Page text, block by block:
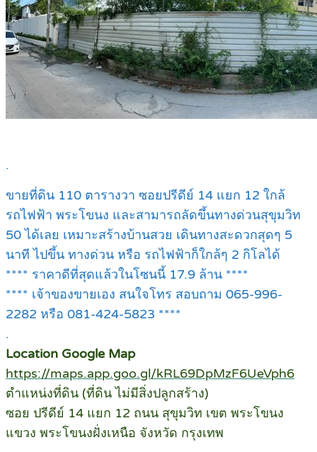
.
ขายที่ดิน 110 ตารางวา ซอยปรีดีย์ 14 แยก 12 ใกล้
รถไฟฟ้า พระโขนง และสามารถลัดขึ้นทางด่วนสุขุมวิท
50 ได้เลย เหมาะสร้างบ้านสวย เดินทางสะดวกสุดๆ 5
นาที ไปขึ้น ทางด่วน หรือ รถไฟฟ้าก็ใกล้ๆ 2 กิโลได้
**** ราคาดีที่สุดแล้วในโซนนี้ 17.9 ล้าน ****
**** เจ้าของขายเอง สนใจโทร สอบถาม 065-996-
2282 หรือ 081-424-5823 ****
.
Location Google Map
https://maps.app.goo.gl/kRL69DpMzF6UeVph6
ตำแหน่งที่ดิน (ที่ดิน ไม่มีสิ่งปลูกสร้าง)
ซอย ปรีดีย์ 14 แยก 12 ถนน สุขุมวิท เขต พระโขนง
แขวง พระโขนงฝั่งเหนือ จังหวัด กรุงเทพ